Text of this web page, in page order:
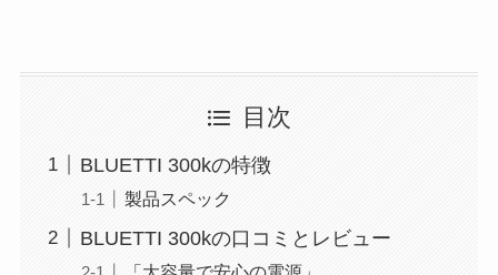
目次
BLUETTI 300kの特徴
製品スペック
BLUETTI 300kの口コミとレビュー